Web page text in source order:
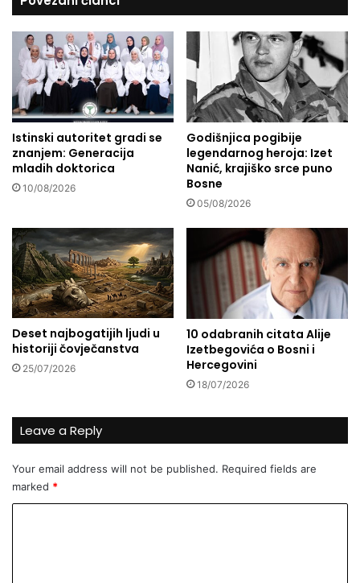
s
t
m
t
e
i
s
t
n
j
o
m
?
h
o
u
b
i
l
i
a
n
o
v
n
c
p
n
?
Istinski autoritet gradi se
znanjem: Generacija
mladih doktorica
10/08/2026
Godišnjica pogibije
legendarnog heroja: Izet
Nanić, krajiško srce puno
Bosne
05/08/2026
Deset najbogatijih ljudi u
historiji čovječanstva
25/07/2026
10 odabranih citata Alije
Izetbegovića o Bosni i
Hercegovini
18/07/2026
Leave a Reply
Your email address will not be published. Required fields are
marked *